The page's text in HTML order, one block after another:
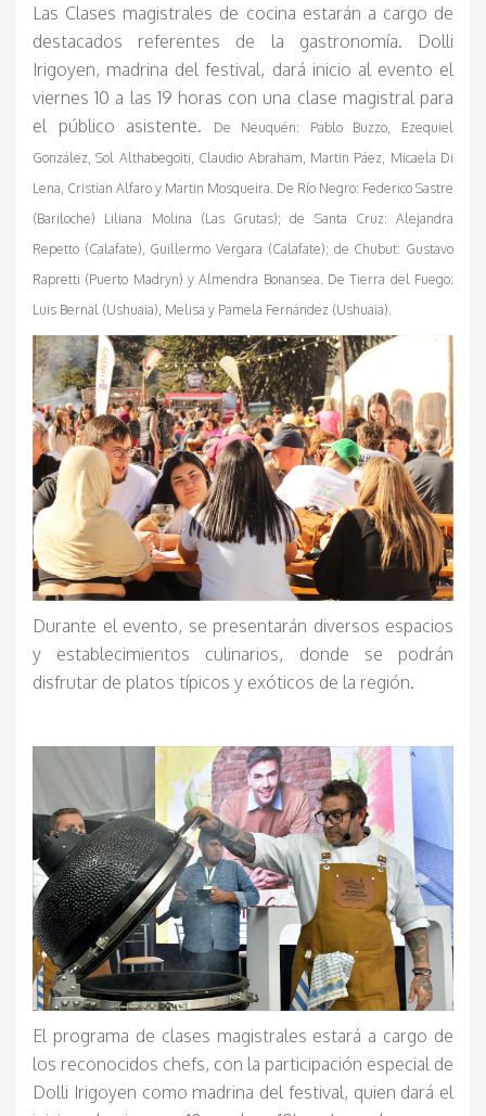
Las Clases magistrales de cocina estarán a cargo de
destacados referentes de la gastronomía. Dolli
Irigoyen, madrina del festival, dará inicio al evento el
viernes 10 a las 19 horas con una clase magistral para
el público asistente.
De Neuquén: Pablo Buzzo, Ezequiel
González, Sol Althabegoiti, Claudio Abraham, Martin Páez, Micaela Di
Lena, Cristian Alfaro y Martin Mosqueira. De Río Negro: Federico Sastre
(Bariloche) Liliana Molina (Las Grutas); de Santa Cruz: Alejandra
Repetto (Calafate), Guillermo Vergara (Calafate); de Chubut: Gustavo
Rapretti (Puerto Madryn) yAlmendra Bonansea . De Tierra del Fuego:
Luis Bernal (Ushuaia), Melisa y Pamela Fernández (Ushuaia).
Durante el evento, se presentarán diversos espacios
y establecimientos culinarios, donde se podrán
disfrutar de platos típicos y exóticos de la región.
El programa de clases magistrales estará a cargo de
los reconocidos chefs, con la participación especial de
Dolli Irigoyen como madrina del festival, quien dará el